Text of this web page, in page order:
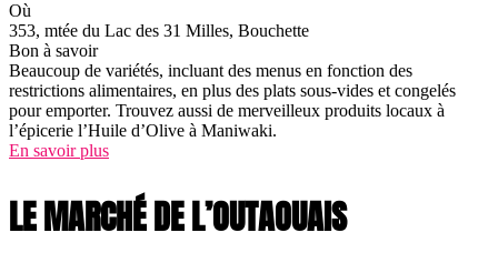
Où
353, mtée du Lac des 31 Milles, Bouchette
Bon à savoir
Beaucoup de variétés, incluant des menus en fonction des
restrictions alimentaires, en plus des plats sous-vides et congelés
pour emporter. Trouvez aussi de merveilleux produits locaux à
l’épicerie l’Huile d’Olive à Maniwaki.
En savoir plus
LE MARCHÉ DE L’OUTAOUAIS